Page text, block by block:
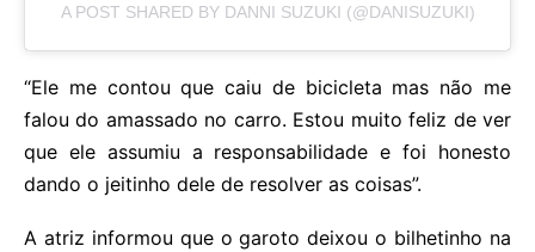
A POST SHARED BY DANNI SUZUKI (@DANISUZUKI)
“Ele me contou que caiu de bicicleta mas não me
falou do amassado no carro. Estou muito feliz de ver
que ele assumiu a responsabilidade e foi honesto
dando o jeitinho dele de resolver as coisas”.
A atriz informou que o garoto deixou o bilhetinho na